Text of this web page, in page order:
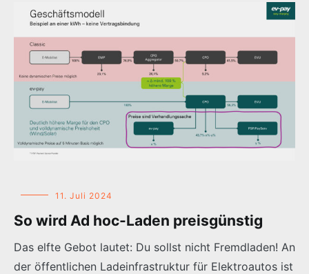
11. Juli 2024
So wird Ad hoc-Laden preisgünstig
Das elfte Gebot lautet: Du sollst nicht Fremdladen! An
der öffentlichen Ladeinfrastruktur für Elektroautos ist